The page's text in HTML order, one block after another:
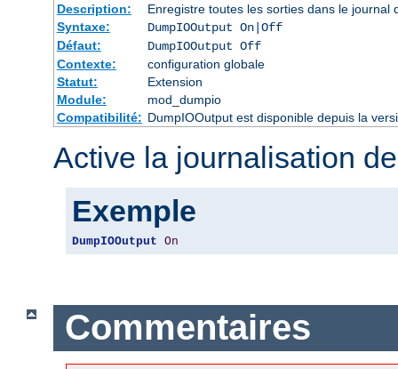
Description:
Enregistre toutes les sorties dans le journal
Syntaxe:
DumpIOOutput On|Off
Défaut:
DumpIOOutput Off
Contexte:
configuration globale
Statut:
Extension
Module:
mod_dumpio
Compatibilité: DumpIOOutput est disponible depuis la
Active la journalisation
Exemple
DumpIOOutput On
Commentaires